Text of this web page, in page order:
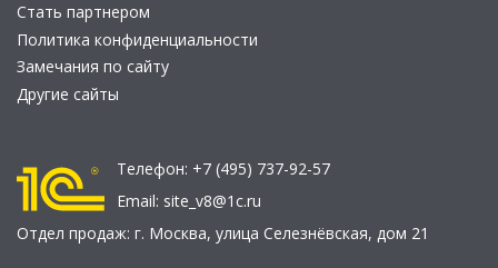
Стать партнером
Политика конфиденциальности
Замечания по сайту
Другие сайты
Телефон: +7 (495) 737-92-57
Email: site_v8@1c.ru
Отдел продаж: г. Москва, улица Селезнёвская, дом 21